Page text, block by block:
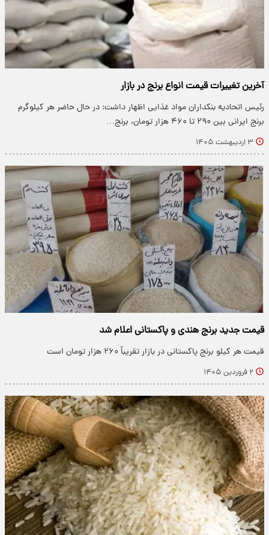
آخرین تغییرات قیمت انواع برنج در بازار
رئیس اتحادیه بنکداران مواد غذایی اظهار داشت: در حال حاضر هر کیلوگرم
برنج ایرانی بین ۲۹۰ تا ۴۶۰ هزار تومان، برنج…
۳ اردیبهشت ۱۴۰۵
قیمت جدید برنج هندی و پاکستانی اعلام شد
قیمت هر کیلو برنج پاکستانی در بازار تقریباً ۲۶۰ هزار تومان است
۲ فروردین ۱۴۰۵